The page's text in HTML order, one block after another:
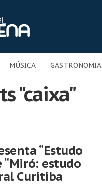
MÚSICA GASTRONOMIA
"caixa"
“Estudo
“Miró: estudo
Curitiba